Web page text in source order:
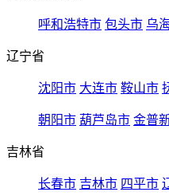
呼和浩特市 包头市 乌
辽宁省
沈阳市 大连市 鞍山市
朝阳市 葫芦岛市 金普
吉林省
长春市 吉林市 四平市